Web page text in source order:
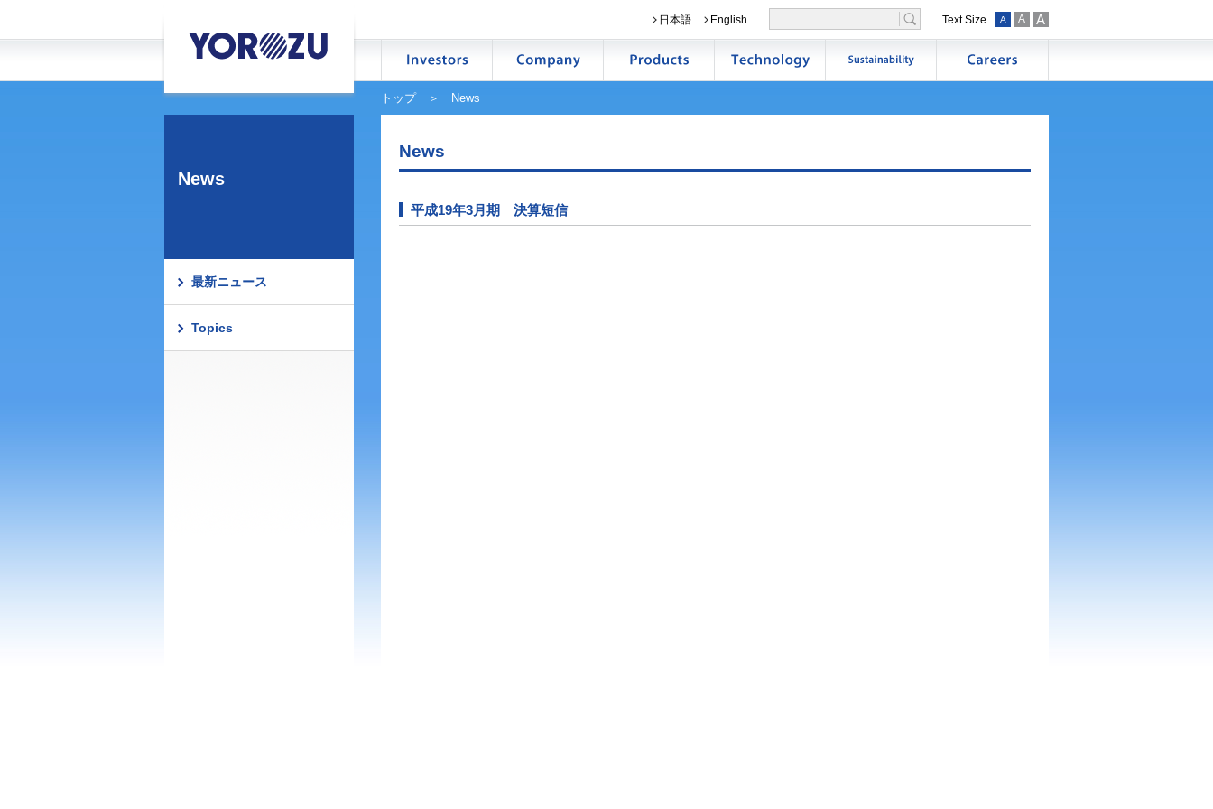
日本語 English Text Size A A A
トップ＞ News
News
最新ニュース
Topics
News
平成19年3月期 決算短信